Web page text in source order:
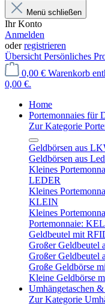
Menü schließen
Ihr Konto
Anmelden
oderregistrieren
Übersicht Persönliches
0,00 € Warenkorb
0,00 €.
Home
Portemonnaies für
Zur Kategorie
Geldbörsen aus
Geldbörsen aus
Kleines
LEDER
Kleines
KLEIN
Kleines
Portemonnaie:
Geldbeutel mit
Großer
Großer
Große Geldbörse
Kleine Geldbörse
Umhängetaschen
Zur Kategorie